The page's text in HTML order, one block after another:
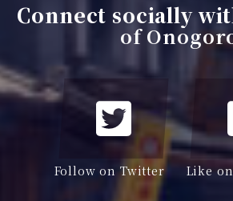
Connect socially
of
Follow on Twitter Like